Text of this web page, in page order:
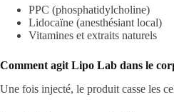
PPC (phosphatidylcholine)
Lidocaïne (anesthésiant local)
Vitamines et extraits naturels
Comment agit Lipo Lab dans le
Une fois injecté, le produit casse les